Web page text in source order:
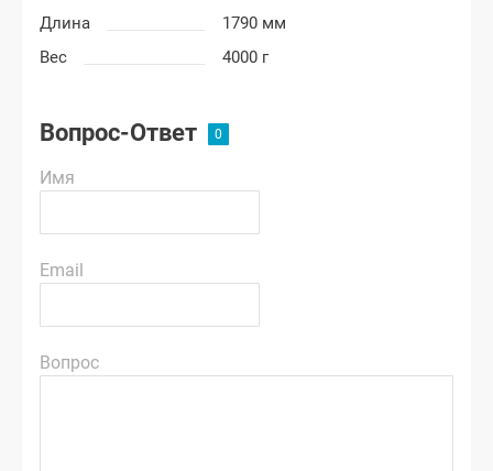
Длина
1790 мм
Вес
4000 г
Вопрос-Ответ
Имя
Email
Вопрос